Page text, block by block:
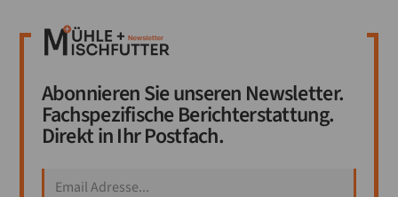
Abonnieren Sie unseren Newsletter.
Fachspezifische Berichterstattung.
Direkt in Ihr Postfach.